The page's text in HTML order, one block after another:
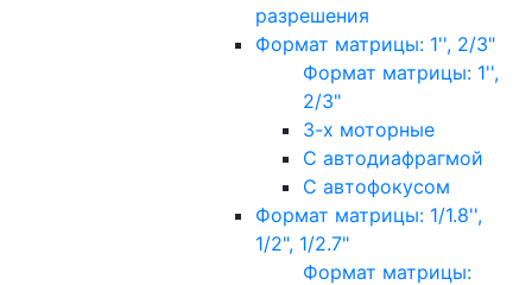
разрешения
Формат матрицы: 1'', 2/3"
Формат матрицы: 1'',
2/3"
3-х моторные
С автодиафрагмой
С автофокусом
Формат матрицы: 1/1.8'',
1/2", 1/2.7"
Формат матрицы: